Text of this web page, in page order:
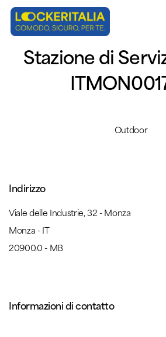
Skip
contentStazione di
Outdoor
Indirizzo
Viale delle Industrie, 32 - Monza
Monza - IT
20900.0 - MB
Informazioni di contatto